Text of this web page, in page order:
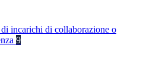
incarichi di collaborazione o
9